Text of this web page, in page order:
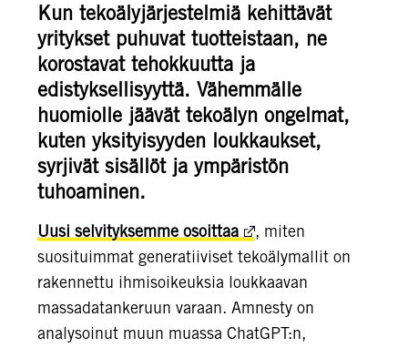
Kun tekoälyjärjestelmiä kehittävät
yritykset puhuvat tuotteistaan, ne
korostavat tehokkuutta ja
edistyksellisyyttä. Vähemmälle
huomiolle jäävät tekoälyn ongelmat,
kuten yksityisyyden loukkaukset,
syrjivät sisällöt ja ympäristön
tuhoaminen.
Uusi selvityksemme osoittaa
, miten
suosituimmat generatiiviset tekoälymallit on
rakennettu ihmisoikeuksia loukkaavan
massadatankeruun varaan. Amnesty on
analysoinut muun muassa ChatGPT:n,